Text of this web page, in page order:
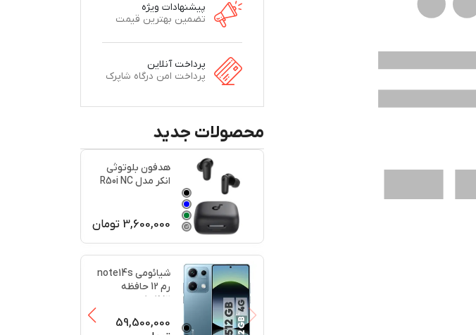
پیشنهادات ویژه
تضمین بهترین قیمت
پرداخت آنلاین
پرداخت امن درگاه شاپرک
محصولات جدید
2
+
هدفون بلوتوثی
انکر مدل R50i NC
3,600,000 تومان
شیائومی note14s
رم 12 حافظه
512کارکرد در حد
59,500,000